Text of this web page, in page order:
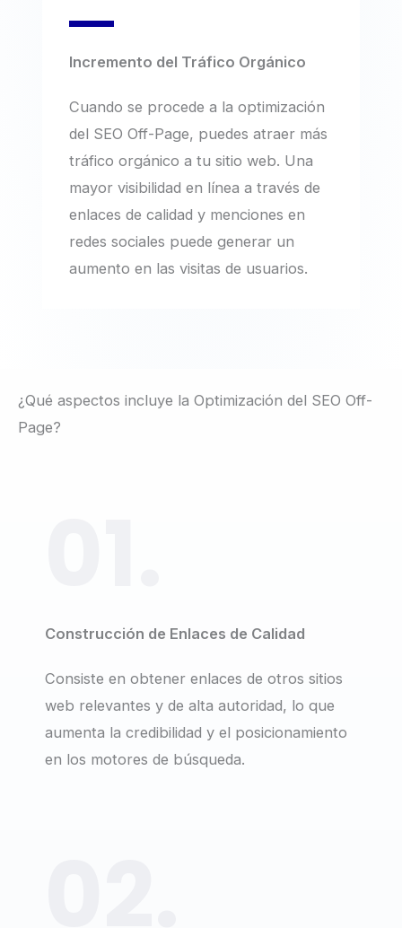
Incremento del Tráfico Orgánico
Cuando se procede a la optimización
del SEO Off-Page, puedes atraer más
tráfico orgánico a tu sitio web. Una
mayor visibilidad en línea a través de
enlaces de calidad y menciones en
redes sociales puede generar un
aumento en las visitas de usuarios.
¿Qué aspectos incluye la Optimización del SEO Off-
Page?
Construcción de Enlaces de Calidad
Consiste en obtener enlaces de otros sitios
web relevantes y de alta autoridad, lo que
aumenta la credibilidad y el posicionamiento
en los motores de búsqueda.